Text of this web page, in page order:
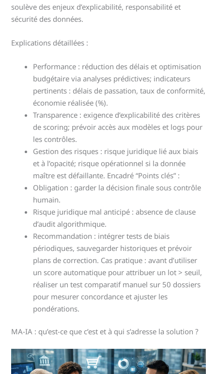
soulève des enjeux d’explicabilité, responsabilité et
sécurité des données.
Explications détaillées :
Performance : réduction des délais et optimisation
budgétaire via analyses prédictives; indicateurs
pertinents : délais de passation, taux de conformité,
économie réalisée (%).
Transparence : exigence d’explicabilité des critères
de scoring; prévoir accès aux modèles et logs pour
les contrôles.
Gestion des risques : risque juridique lié aux biais
et à l’opacité; risque opérationnel si la donnée
maître est défaillante. Encadré “Points clés” :
Obligation : garder la décision finale sous contrôle
humain.
Risque juridique mal anticipé : absence de clause
d’audit algorithmique.
Recommandation : intégrer tests de biais
périodiques, sauvegarder historiques et prévoir
plans de correction. Cas pratique : avant d’utiliser
un score automatique pour attribuer un lot > seuil,
réaliser un test comparatif manuel sur 50 dossiers
pour mesurer concordance et ajuster les
pondérations.
MA-IA : qu’est-ce que c’est et à qui s’adresse la solution ?